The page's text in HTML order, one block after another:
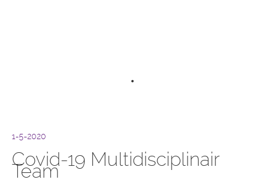
1-5-2020
Covid-19 Multidisciplinair
Team